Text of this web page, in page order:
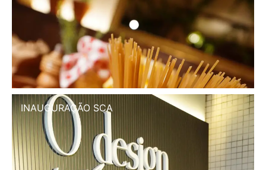
INAUGURAÇÃO SCA